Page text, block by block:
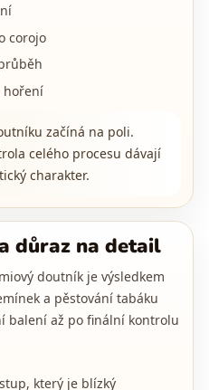
corojo
hoření
začíná na poli.
celého procesu dávají
charakter.
důraz na detail
doutník je výsledkem
a pěstování tabáku
balení až po finální kontrolu
který je blízký